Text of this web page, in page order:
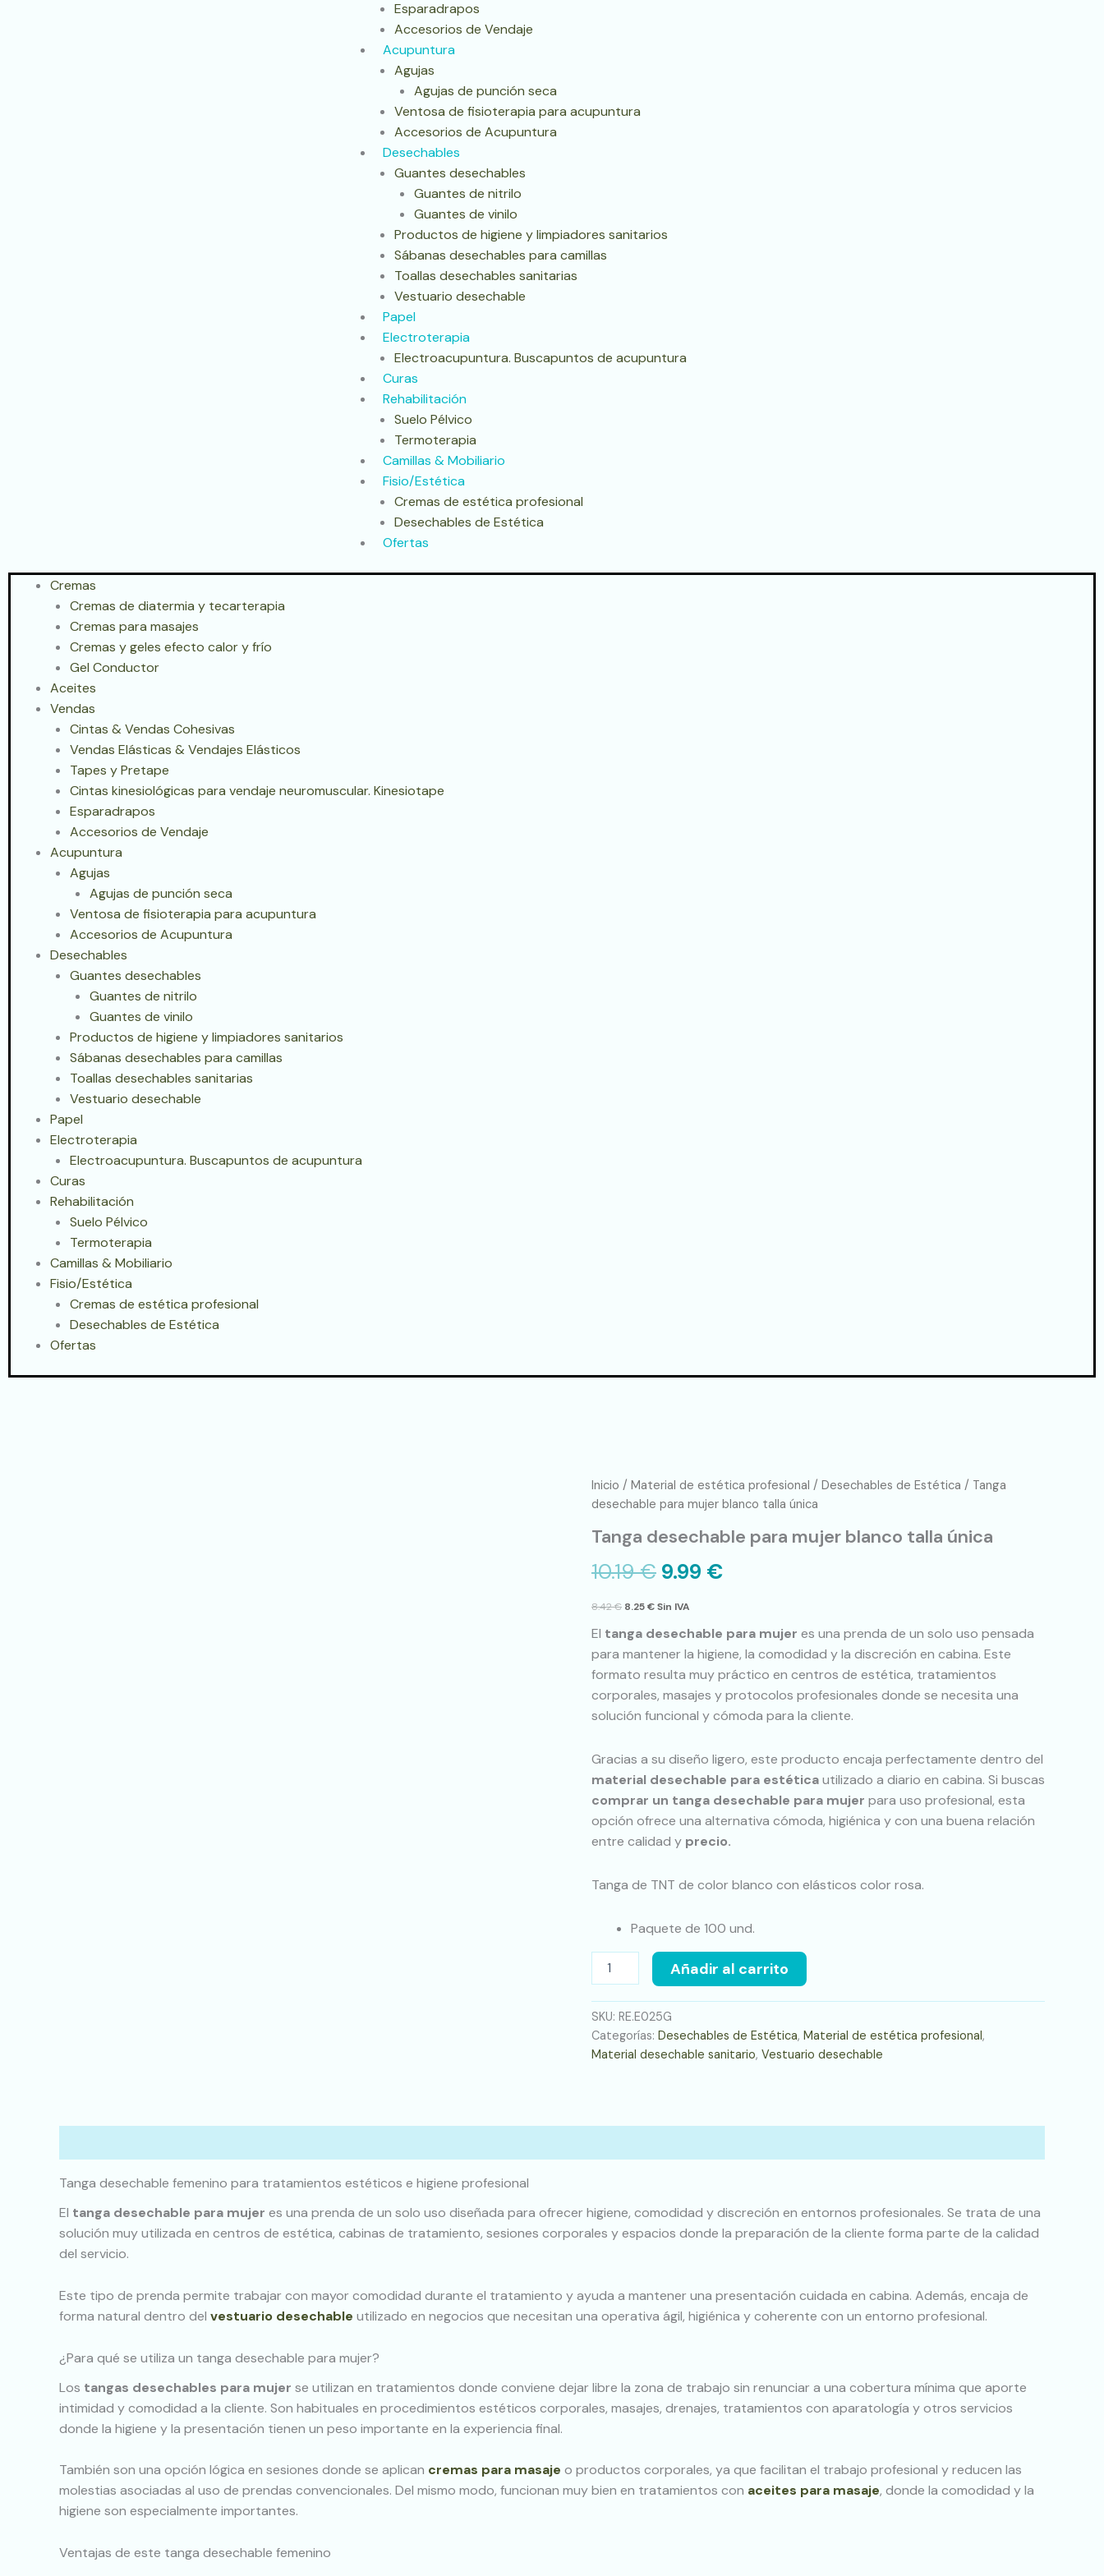
Esparadrapos
Accesorios de Vendaje
Acupuntura
Agujas
Agujas de punción seca
Ventosa de fisioterapia para acupuntura
Accesorios de Acupuntura
Desechables
Guantes desechables
Guantes de nitrilo
Guantes de vinilo
Productos de higiene y limpiadores sanitarios
Sábanas desechables para camillas
Toallas desechables sanitarias
Vestuario desechable
Papel
Electroterapia
Electroacupuntura. Buscapuntos de acupuntura
Curas
Rehabilitación
Suelo Pélvico
Termoterapia
Camillas & Mobiliario
Fisio/Estética
Cremas de estética profesional
Desechables de Estética
Ofertas
Cremas
Cremas de diatermia y tecarterapia
Cremas para masajes
Cremas y geles efecto calor y frío
Gel Conductor
Aceites
Vendas
Cintas & Vendas Cohesivas
Vendas Elásticas & Vendajes Elásticos
Tapes y Pretape
Cintas kinesiológicas para vendaje neuromuscular. Kinesiotape
Esparadrapos
Accesorios de Vendaje
Acupuntura
Agujas
Agujas de punción seca
Ventosa de fisioterapia para acupuntura
Accesorios de Acupuntura
Desechables
Guantes desechables
Guantes de nitrilo
Guantes de vinilo
Productos de higiene y limpiadores sanitarios
Sábanas desechables para camillas
Toallas desechables sanitarias
Vestuario desechable
Papel
Electroterapia
Electroacupuntura. Buscapuntos de acupuntura
Curas
Rehabilitación
Suelo Pélvico
Termoterapia
Camillas & Mobiliario
Fisio/Estética
Cremas de estética profesional
Desechables de Estética
Ofertas
Inicio / Material de estética profesional / Desechables de Estética / Tanga
desechable para mujer blanco talla única
Tanga desechable para mujer blanco talla única
10.19€ 9.99 €
8.42€ 8.25€Sin IVA
El tanga desechable para mujer es una prenda de un solo uso pensada
para mantener la higiene, la comodidad y la discreción en cabina. Este
formato resulta muy práctico en centros de estética, tratamientos
corporales, masajes y protocolos profesionales donde se necesita una
solución funcional y cómoda para la cliente.
Gracias a su diseño ligero, este producto encaja perfectamente dentro del
material desechable para estéticautilizado a diario en cabina. Si buscas
comprar un tanga desechable para mujer para uso profesional, esta
opción ofrece una alternativa cómoda, higiénica y con una buena relación
entre calidad y precio.
Tanga de TNT de color blanco con elásticos color rosa.
Paquete de 100 und.
Tanga
desechable
mujer
blanco
talla
única
Añadir al carrito
SKU: RE.E025G
Categorías: Desechables de Estética, Material de estética profesional,
Material desechable sanitario, Vestuario desechable
Tanga desechable femenino para tratamientos estéticos e higiene profesional
El tanga desechable para mujer es una prenda de un solo uso diseñada para ofrecer higiene, comodidad y discreción en entornos profesionales. Se trata de una
solución muy utilizada en centros de estética, cabinas de tratamiento, sesiones corporales y espacios donde la preparación de la cliente forma parte de la calidad
del servicio.
Este tipo de prenda permite trabajar con mayor comodidad durante el tratamiento y ayuda a mantener una presentación cuidada en cabina. Además, encaja de
forma natural dentro del vestuario desechable utilizado en negocios que necesitan una operativa ágil, higiénica y coherente con un entorno profesional.
¿Para qué se utiliza un tanga desechable para mujer?
Los tangas desechables para mujer se utilizan en tratamientos donde conviene dejar libre la zona de trabajo sin renunciar a una cobertura mínima que aporte
intimidad y comodidad a la cliente. Son habituales en procedimientos estéticos corporales, masajes, drenajes, tratamientos con aparatología y otros servicios
donde la higiene y la presentación tienen un peso importante en la experiencia final.
También son una opción lógica en sesiones donde se aplican cremas para masaje o productos corporales, ya que facilitan el trabajo profesional y reducen las
molestias asociadas al uso de prendas convencionales. Del mismo modo, funcionan muy bien en tratamientos con aceites para masaje, donde la comodidad y la
higiene son especialmente importantes.
Ventajas de este tanga desechable femenino